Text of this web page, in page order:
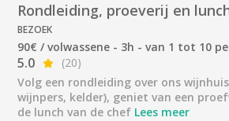
Rondleiding, proeverij en
BEZOEK
90€ / volwassene - 3h - van 1 tot 10
5.0
(20)
Volg een rondleiding over ons
wijnpers, kelder), geniet van een
de lunch van de chef Lees meer